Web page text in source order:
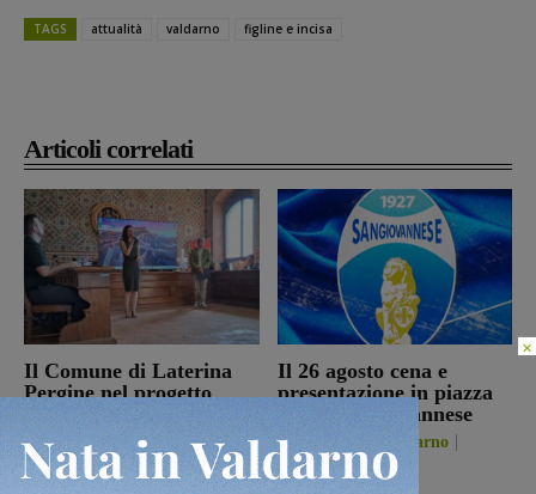
Articoli correlati
Il Comune di Laterina
Pergine nel progetto
Solomon Saltiel
riaccende i riflettori sul
campo di Laterina
Il 26 agosto cena e
presentazione in piazza
per la Sangiovannese
San Giovanni Valdarno
5 Agosto 2026
TAGS attualità valdarno figline e incisa
×